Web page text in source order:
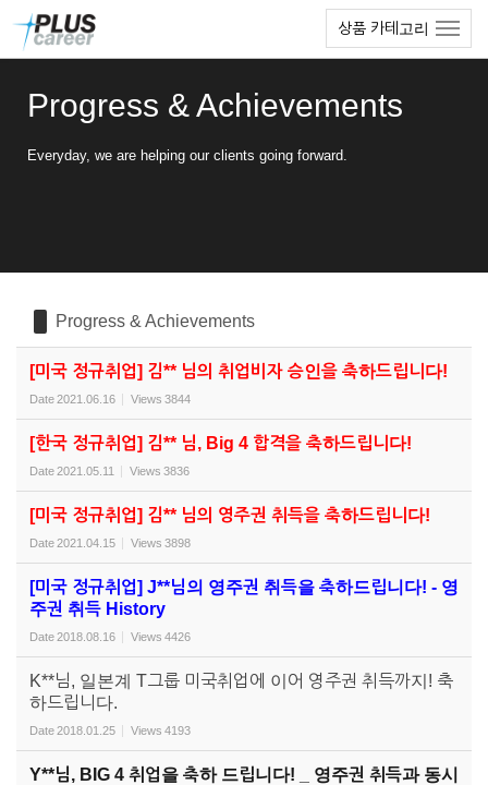
상품 카테고리
Progress & Achievements
Everyday, we are helping our clients going forward.
Progress & Achievements
[미국 정규취업] 김** 님의 취업비자 승인을 축하드립니다!
Date2021.06.16 Views 3844
[한국 정규취업] 김** 님, Big 4 합격을 축하드립니다!
Date2021.05.11 Views 3836
[미국 정규취업] 김** 님의 영주권 취득을 축하드립니다!
Date2021.04.15 Views 3898
[미국 정규취업] J**님의 영주권 취득을 축하드립니다! - 영
주권 취득 History
Date2018.08.16 Views 4426
K**님, 일본계 T그룹 미국취업에 이어 영주권 취득까지! 축
하드립니다.
Date2018.01.25 Views 4193
Y**님, BIG 4 취업을 축하 드립니다! _ 영주권 취득과 동시